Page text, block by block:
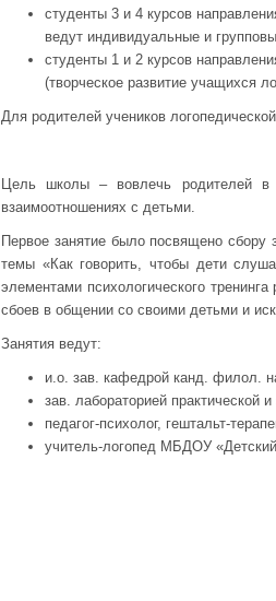
студенты 3 и 4 курсов
ведут индивидуальные и
студенты 1 и 2 курсов
(творческое развитие учащихся
Для родителей учеников
Цель школы – вовлечь родителей в
взаимоотношениях с детьми.
Первое занятие было посвящено
темы «Как говорить, чтобы дети
элементами психологического
сбоев в общении со своими детьми и
Занятия ведут:
и.о. зав. кафедрой канд. филол.
зав. лабораторией практической
педагог-психолог, гештальт-
учитель-логопед МБДОУ